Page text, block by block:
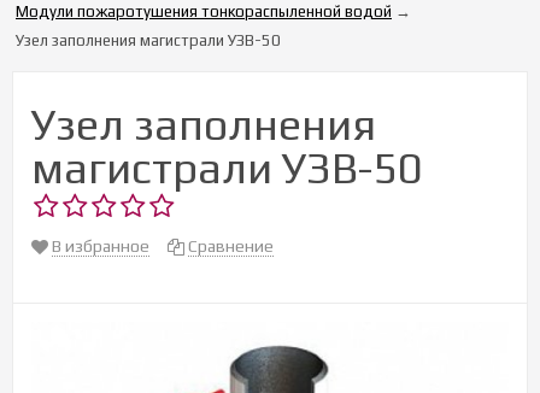
Модули пожаротушения тонкораспыленной водой →
Узел заполнения магистрали УЗВ-50
Узел заполнения
магистрали УЗВ-50
В избранное Сравнение